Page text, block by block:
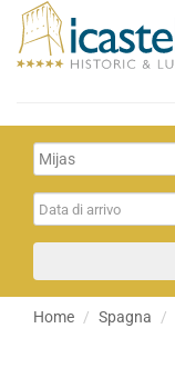
Home Spagna